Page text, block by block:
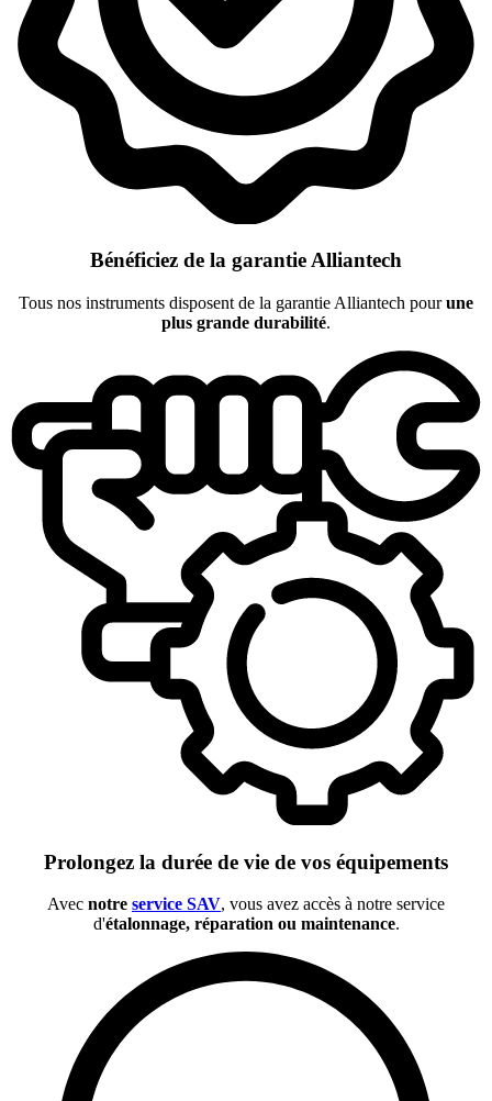
Bénéficiez de la garantie Alliantech
Tous nos instruments disposent de la garantie Alliantech pourune
plus grande durabilité.
Prolongez la durée de vie de vos équipements
Avec notre service SAV, vous avez accès à notre service
d'étalonnage, réparation ou maintenance.